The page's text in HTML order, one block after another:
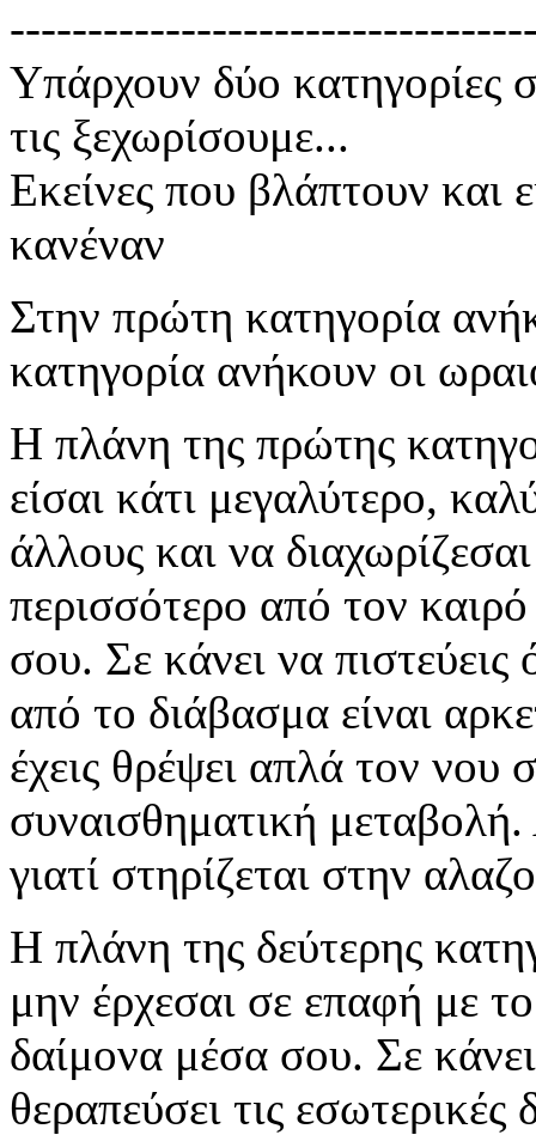
Υπάρχουν δύο κατηγορίες
τις ξεχωρίσουμε...
Εκείνες που βλάπτουν και
κανέναν
Στην πρώτη κατηγορία
κατηγορία ανήκουν οι
Η πλάνη της πρώτης
είσαι κάτι μεγαλύτερο,
άλλους και να
περισσότερο από τον καιρό
σου. Σε κάνει να πιστεύεις
από το διάβασμα είναι
έχεις θρέψει απλά τον νου
συναισθηματική μεταβολή.
γιατί στηρίζεται στην
Η πλάνη της δεύτερης
μην έρχεσαι σε επαφή με
δαίμονα μέσα σου. Σε κάνει
θεραπεύσει τις